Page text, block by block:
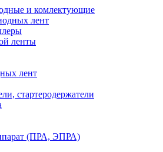
и комлектующие
лент
ленты
лент
стартеродержатели
(ПРА, ЭПРА)